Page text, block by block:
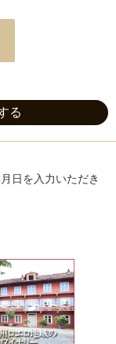
る
日を入力いただき